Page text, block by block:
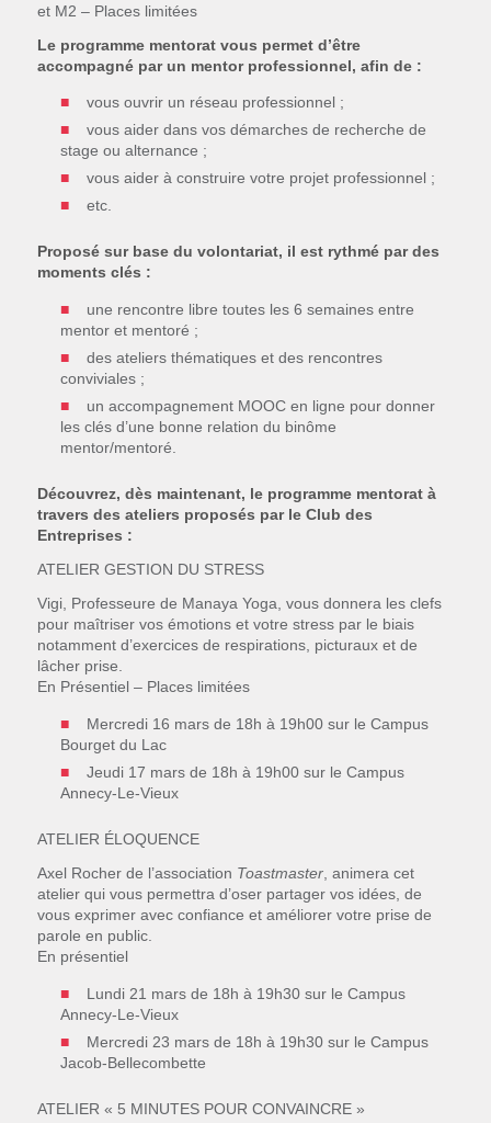
et M2 – Places limitées
Le programme mentorat vous permet d’être
accompagné par un mentor professionnel, afin de :
vous ouvrir un réseau professionnel ;
vous aider dans vos démarches de recherche de
stage ou alternance ;
vous aider à construire votre projet professionnel ;
etc.
Proposé sur base du volontariat, il est rythmé par des
moments clés :
une rencontre libre toutes les 6 semaines entre
mentor et mentoré ;
des ateliers thématiques et des rencontres
conviviales ;
un accompagnement MOOC en ligne pour donner
les clés d’une bonne relation du binôme
mentor/mentoré.
Découvrez, dès maintenant, le programme mentorat à
travers des ateliers proposés par le Club des
Entreprises :
ATELIER GESTION DU STRESS
Vigi, Professeure de Manaya Yoga, vous donnera les clefs
pour maîtriser vos émotions et votre stress par le biais
notamment d’exercices de respirations, picturaux et de
lâcher prise.
En Présentiel – Places limitées
Mercredi 16 mars de 18h à 19h00 sur le Campus
Bourget du Lac
Jeudi 17 mars de 18h à 19h00 sur le Campus
Annecy-Le-Vieux
ATELIER ÉLOQUENCE
Axel Rocher de l’association Toastmaster, animera cet
atelier qui vous permettra d’oser partager vos idées, de
vous exprimer avec confiance et améliorer votre prise de
parole en public.
En présentiel
Lundi 21 mars de 18h à 19h30 sur le Campus
Annecy-Le-Vieux
Mercredi 23 mars de 18h à 19h30 sur le Campus
Jacob-Bellecombette
ATELIER « 5 MINUTES POUR CONVAINCRE »